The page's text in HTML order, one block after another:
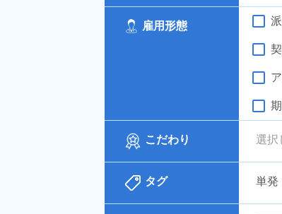
雇用形態
こだわり 選択
タグ 単発